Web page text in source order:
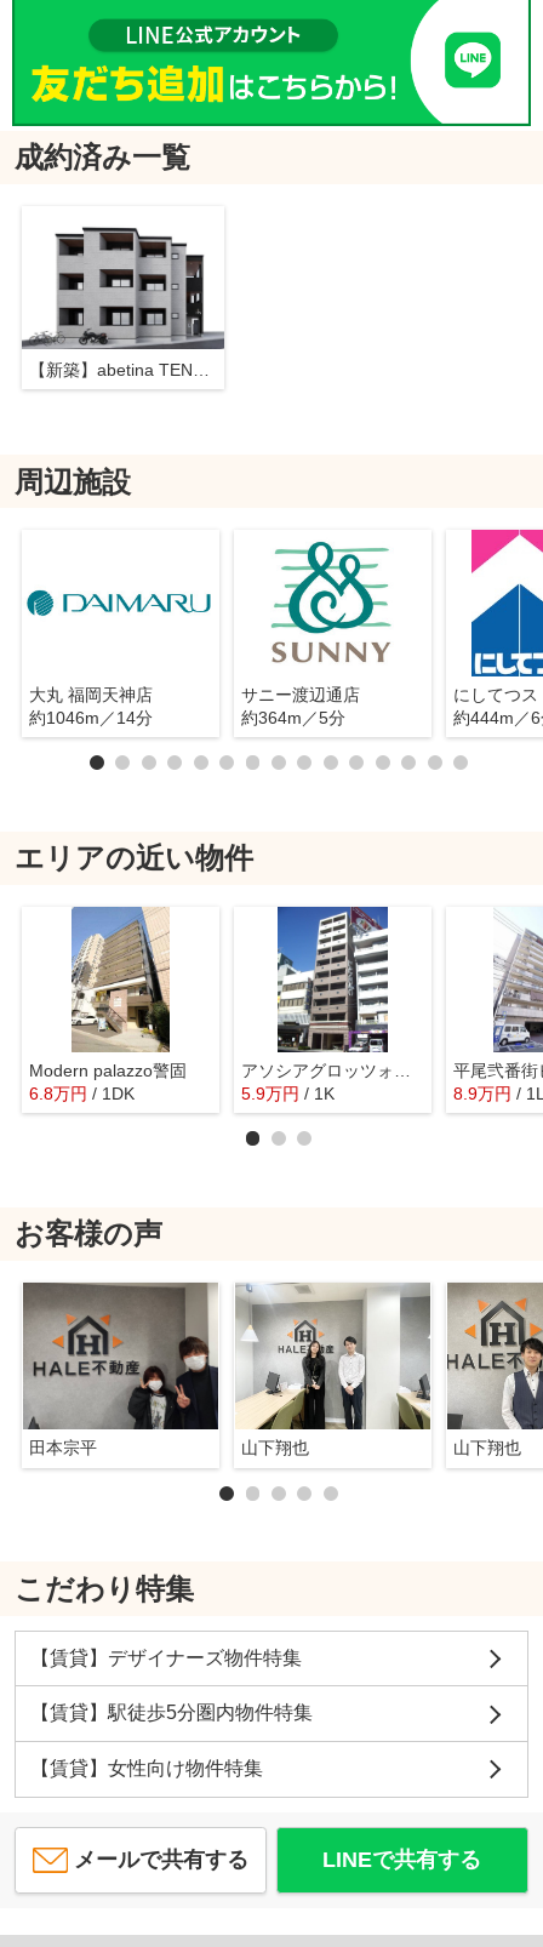
成約済み一覧
【新築】abetina TENJIN
周辺施設
大丸 福岡天神店
約1046m／14分
サニー渡辺通店
約364m／5分
にしてつ
約444m／
エリアの近い物件
Modern palazzo警固
6.8万円 / 1DK
アソシアグロッツォ平尾駅前
5.9万円 / 1K
平尾弐番街
8.9万円 /
お客様の声
田本宗平 山下翔也 山下翔也
こだわり特集
【賃貸】デザイナーズ物件特集
【賃貸】駅徒歩5分圏内物件特集
【賃貸】女性向け物件特集
メールで共有する LINEで共有する